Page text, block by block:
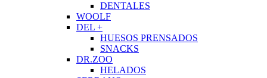
DENTALES
WOOLF
DEL +
HUESOS PRENSADOS
SNACKS
DR.ZOO
HELADOS